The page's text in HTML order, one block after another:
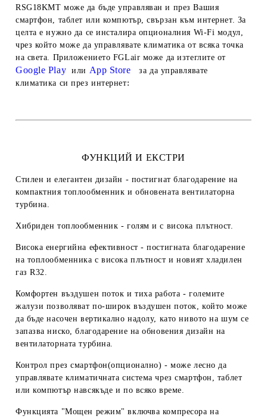
RSG18KMT може да бъде управляван и през Вашия
смартфон, таблет или компютър, свързан към интернет. За
целта е нужно да се инсталира опционалния Wi-Fi модул,
чрез който може да управлявате климатика от всяка точка
на света. Приложението FGLair може да изтеглите от
Google Play или App Store
за да управлявате
климатика си през интернет:
ФУНКЦИЙ И ЕКСТРИ
Стилен и елегантен дизайн - постигнат благодарение на
компактния топлообменник и обновената вентилаторна
турбина.
Хибриден топлообменник - голям и с висока плътност.
Висока енергийна ефективност - постигната благодарение
на топлообменника с висока плътност и новият хладилен
газ R32.
Комфортен въздушен поток и тиха работа - големите
жалузи позволяват по-широк въздушен поток, който може
да бъде насочен вертикално надолу, като нивото на шум се
запазва ниско, благодарение на обновения дизайн на
вентилаторната турбина.
Контрол през смартфон(опционално) - може лесно да
управлявате климатичната система чрез смартфон, таблет
или компютър навсякъде и по всяко време.
Функцията "Мощен режим" включва компресора на